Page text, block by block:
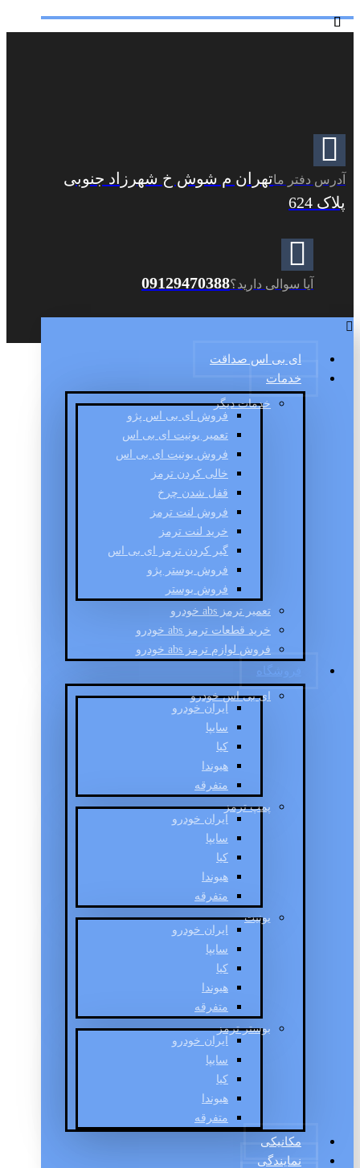
آدرس دفتر ماتهران م شوش خ شهرزاد جنوبی
پلاک 624
آیا سوالی دارید؟09129470388
ای بی اس صداقت
خدمات
خدمات دیگر
فروش ای بی اس پژو
تعمیر یونیت ای بی اس
فروش یونیت ای بی اس
خالی کردن ترمز
قفل شدن چرخ
فروش لنت ترمز
خرید لنت ترمز
گیر کردن ترمز ای بی اس
فروش بوستر پژو
فروش بوستر
تعمیر ترمز abs خودرو
خرید قطعات ترمز abs خودرو
فروش لوازم ترمز abs خودرو
فروشگاه
ای بی اس خودرو
ایران خودرو
سایپا
کیا
هیوندا
متفرقه
پمپ ترمز
ایران خودرو
سایپا
کیا
هیوندا
متفرقه
یونیت
ایران خودرو
سایپا
کیا
هیوندا
متفرقه
بوستر ترمز
ایران خودرو
سایپا
کیا
هیوندا
متفرقه
مکانیکی
نمایندگی